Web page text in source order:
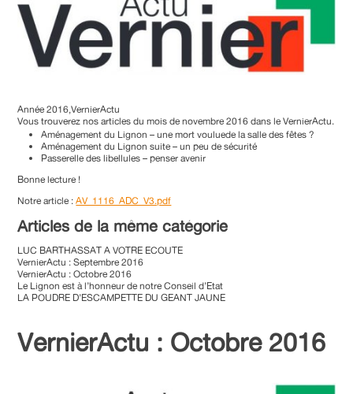
Année 2016,VernierActu
Vous trouverez nos articles du mois de novembre 2016 dans le VernierActu.
Aménagement du Lignon – une mort vouluede la salle des fêtes ?
Aménagement du Lignon suite – un peu de sécurité
Passerelle des libellules – penser avenir
Bonne lecture !
Notre article :AV_1116_ADC_V3.pdf
Articles de la même catégorie
LUC BARTHASSAT A VOTRE ECOUTE
VernierActu : Septembre 2016
VernierActu : Octobre 2016
Le Lignon est à l’honneur de notre Conseil d’Etat
LA POUDRE D’ESCAMPETTE DU GEANT JAUNE
VernierActu : Octobre 2016